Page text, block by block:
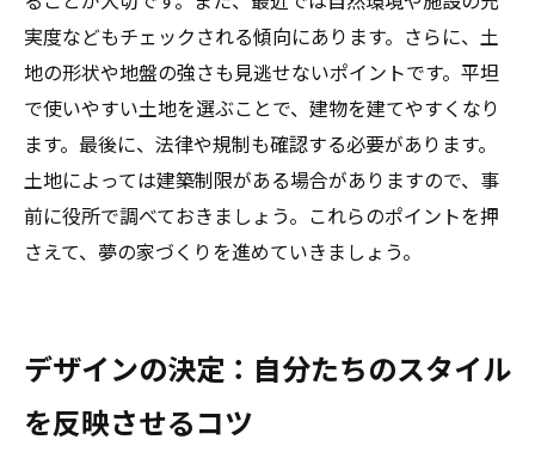
実度などもチェックされる傾向にあります。さらに、土
地の形状や地盤の強さも見逃せないポイントです。平坦
で使いやすい土地を選ぶことで、建物を建てやすくなり
ます。最後に、法律や規制も確認する必要があります。
土地によっては建築制限がある場合がありますので、事
前に役所で調べておきましょう。これらのポイントを押
さえて、夢の家づくりを進めていきましょう。
デザインの決定：自分たちのスタイル
を反映させるコツ